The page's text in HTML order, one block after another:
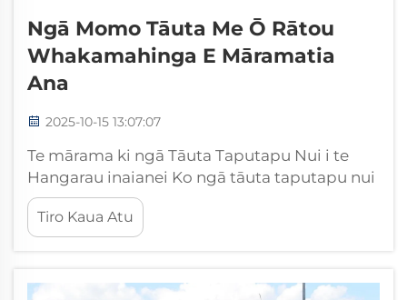
Ngā Momo Tāuta Me Ō Rātou
Whakamahinga E Māramatia
Ana
2025-10-15 13:07:07
Te mārama ki ngā Tāuta Taputapu Nui i te
Hangarau inaianei Ko ngā tāuta taputapu nui
te tuarā o te hangarau, hāinga, me ngā
whakahaerenga matēria katoa o te ao. Ko
ēnei māhine māmā nei he maha ngā ahunga,
Tiro Kaua Atu